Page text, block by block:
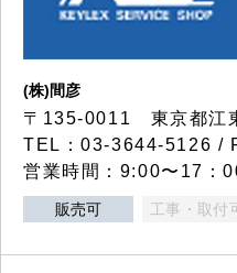
(株)間彦
〒135-0011 東京都江
TEL：03-3644-5126 /
営業時間：9:00〜17：
販売可 工事・取付